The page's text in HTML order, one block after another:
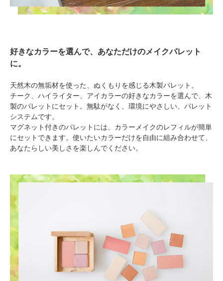
好きなカラーを選んで、あなただけのメイクパレット
に。
天然木の無垢材を使った、ぬくもりを感じる木製パレット。
チーク、ハイライター、アイカラーの好きなカラーを選んで、木
製のパレットにセット。無駄がなく、環境にやさしい、パレット
システムです。
マグネット付きのパレットには、カラーメイクのレフィルが簡単
にセットできます。使いたいカラーだけを自由に組み合わせて、
あなたらしい美しさを楽しんでください。